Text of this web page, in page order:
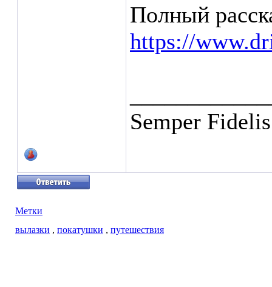
Полный
https://
Semper
Метки
вылазки , покатушки , путешествия